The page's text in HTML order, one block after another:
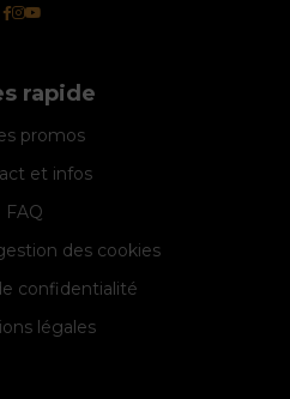
rapide
promos
et infos
FAQ
des cookies
confidentialité
légales